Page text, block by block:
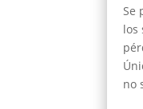
Se
los
no